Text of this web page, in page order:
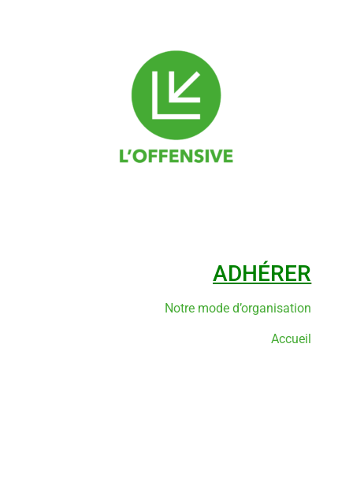
ADHÉRER
Notre mode d’organisation
Accueil